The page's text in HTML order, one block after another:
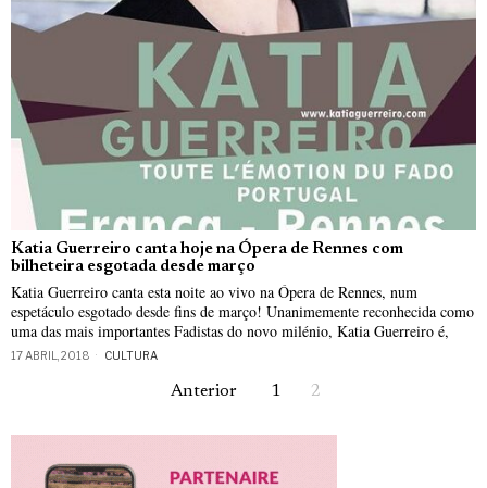
Katia Guerreiro canta hoje na Ópera de Rennes com
bilheteira esgotada desde março
Katia Guerreiro canta esta noite ao vivo na Ópera de Rennes, num
espetáculo esgotado desde fins de março! Unanimemente reconhecida como
uma das mais importantes Fadistas do novo milénio, Katia Guerreiro é,
17 ABRIL, 2018 CULTURA
Anterior 1 2